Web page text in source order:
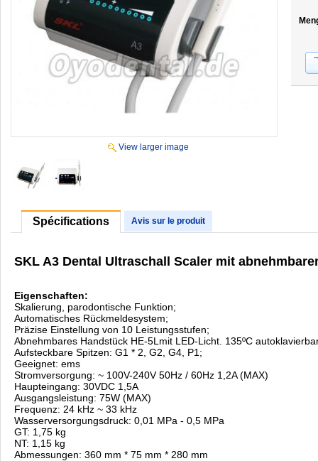
View larger image
Spécifications Avis sur le produit
SKL A3 Dental Ultraschall Scaler mit
Eigenschaften:
Skalierung, parodontische Funktion;
Automatisches Rückmeldesystem;
Präzise Einstellung von 10 Leistungsstufen;
Abnehmbares Handstück HE-5Lmit LED-Licht. 135ºC
Aufsteckbare Spitzen: G1 * 2, G2, G4, P1;
Geeignet: ems
Stromversorgung: ~ 100V-240V 50Hz / 60Hz 1,2A (MAX)
Haupteingang: 30VDC 1,5A
Ausgangsleistung: 75W (MAX)
Frequenz: 24 kHz ~ 33 kHz
Wasserversorgungsdruck: 0,01 MPa - 0,5 MPa
GT: 1,75 kg
NT: 1,15 kg
Abmessungen: 360 mm * 75 mm * 280 mm